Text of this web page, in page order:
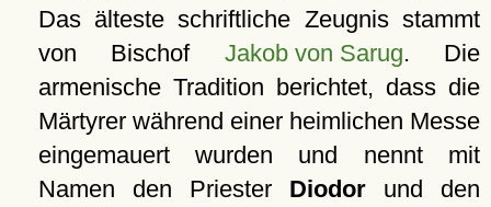
Das älteste schriftliche Zeugnis stammt
von Bischof Jakob von Sarug. Die
armenische Tradition berichtet, dass die
Märtyrer während einer heimlichen Messe
eingemauert wurden und nennt mit
Namen den Priester Diodorund den